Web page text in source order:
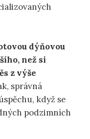
dýňovou
než si
z výše
správná
když se
podzimních